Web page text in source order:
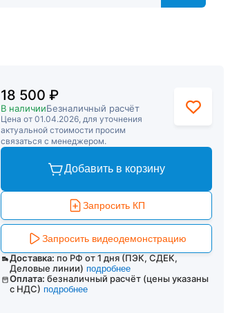
18 500 ₽
В наличииБезналичный расчёт
Цена от 01.04.2026, для уточнения
актуальной стоимости просим
связаться с менеджером.
Добавить в корзину
Запросить КП
Запросить видеодемонстрацию
Доставка: по РФ от 1 дня (ПЭК, СДЕК,
Деловые линии) подробнее
Оплата: безналичный расчёт (цены указаны
с НДС) подробнее